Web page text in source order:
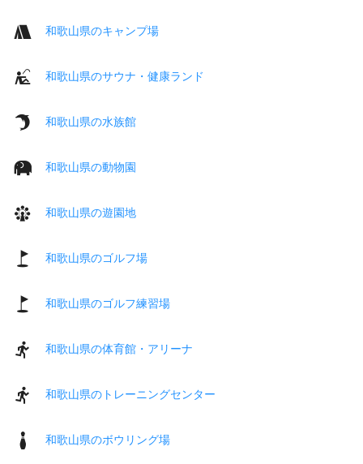
和歌山県のキャンプ場
和歌山県のサウナ・健康ランド
和歌山県の水族館
和歌山県の動物園
和歌山県の遊園地
和歌山県のゴルフ場
和歌山県のゴルフ練習場
和歌山県の体育館・アリーナ
和歌山県のトレーニングセンター
和歌山県のボウリング場